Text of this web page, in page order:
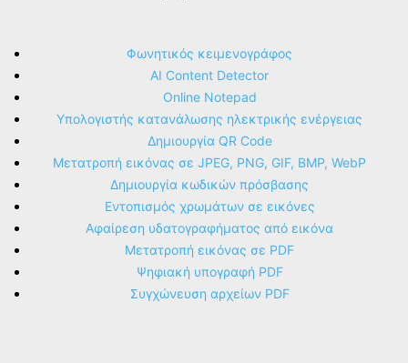
Φωνητικός κειμενογράφος
AI Content Detector
Online Notepad
Υπολογιστής κατανάλωσης ηλεκτρικής ενέργειας
Δημιουργία QR Code
Μετατροπή εικόνας σε JPEG, PNG, GIF, BMP, WebP
Δημιουργία κωδικών πρόσβασης
Εντοπισμός χρωμάτων σε εικόνες
Αφαίρεση υδατογραφήματος από εικόνα
Μετατροπή εικόνας σε PDF
Ψηφιακή υπογραφή PDF
Συγχώνευση αρχείων PDF